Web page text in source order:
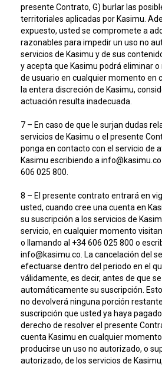
presente Contrato, G) burlar las
territoriales aplicadas por Kasimu.
expuesto, usted se compromete a
razonables para impedir un uso no
servicios de Kasimu y de sus
y acepta que Kasimu podrá eliminar
de usuario en cualquier momento en
la entera discreción de Kasimu,
actuación resulta inadecuada.
7 – En caso de que le surjan dudas
servicios de Kasimu o el presente
ponga en contacto con el servicio de
Kasimu escribiendo a
606 025 800.
8 – El presente contrato entrará en
usted, cuando cree una cuenta en
su suscripción a los servicios de
servicio, en cualquier momento
o llamando al +34 606 025 800 o
info@kasimu.co. La cancelación del
efectuarse dentro del periodo en el
válidamente, es decir, antes de que
automáticamente su suscripción.
no devolverá ninguna porción
suscripción que usted ya haya
derecho de resolver el presente
cuenta Kasimu en cualquier
producirse un uso no autorizado, o
autorizado, de los servicios de